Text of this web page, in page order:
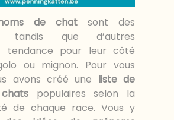
de chat sont des
tandis que d’autres
tendance pour leur côté
ou mignon. Pour vous
avons créé une liste de
populaires selon la
de chaque race. Vous y